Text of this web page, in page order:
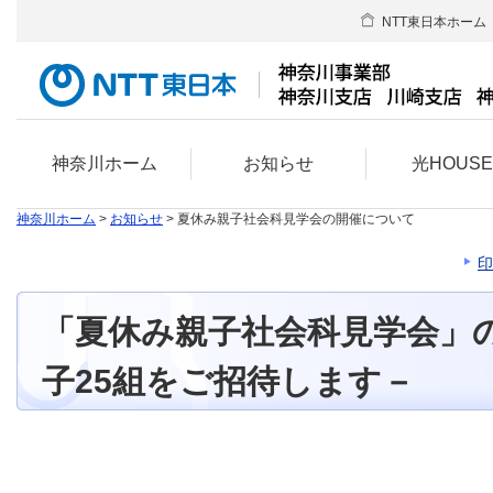
神奈川ホーム お知らせ 光HOUSE
NTT東日本ホーム
神奈川ホーム > お知らせ > 夏休み親子社会科見学会の開催について
「夏休み親子社会科見学会
子25組をご招待します－